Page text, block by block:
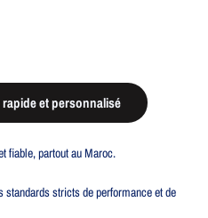
rapide et personnalisé
fiable, partout au Maroc.
standards stricts de performance et de